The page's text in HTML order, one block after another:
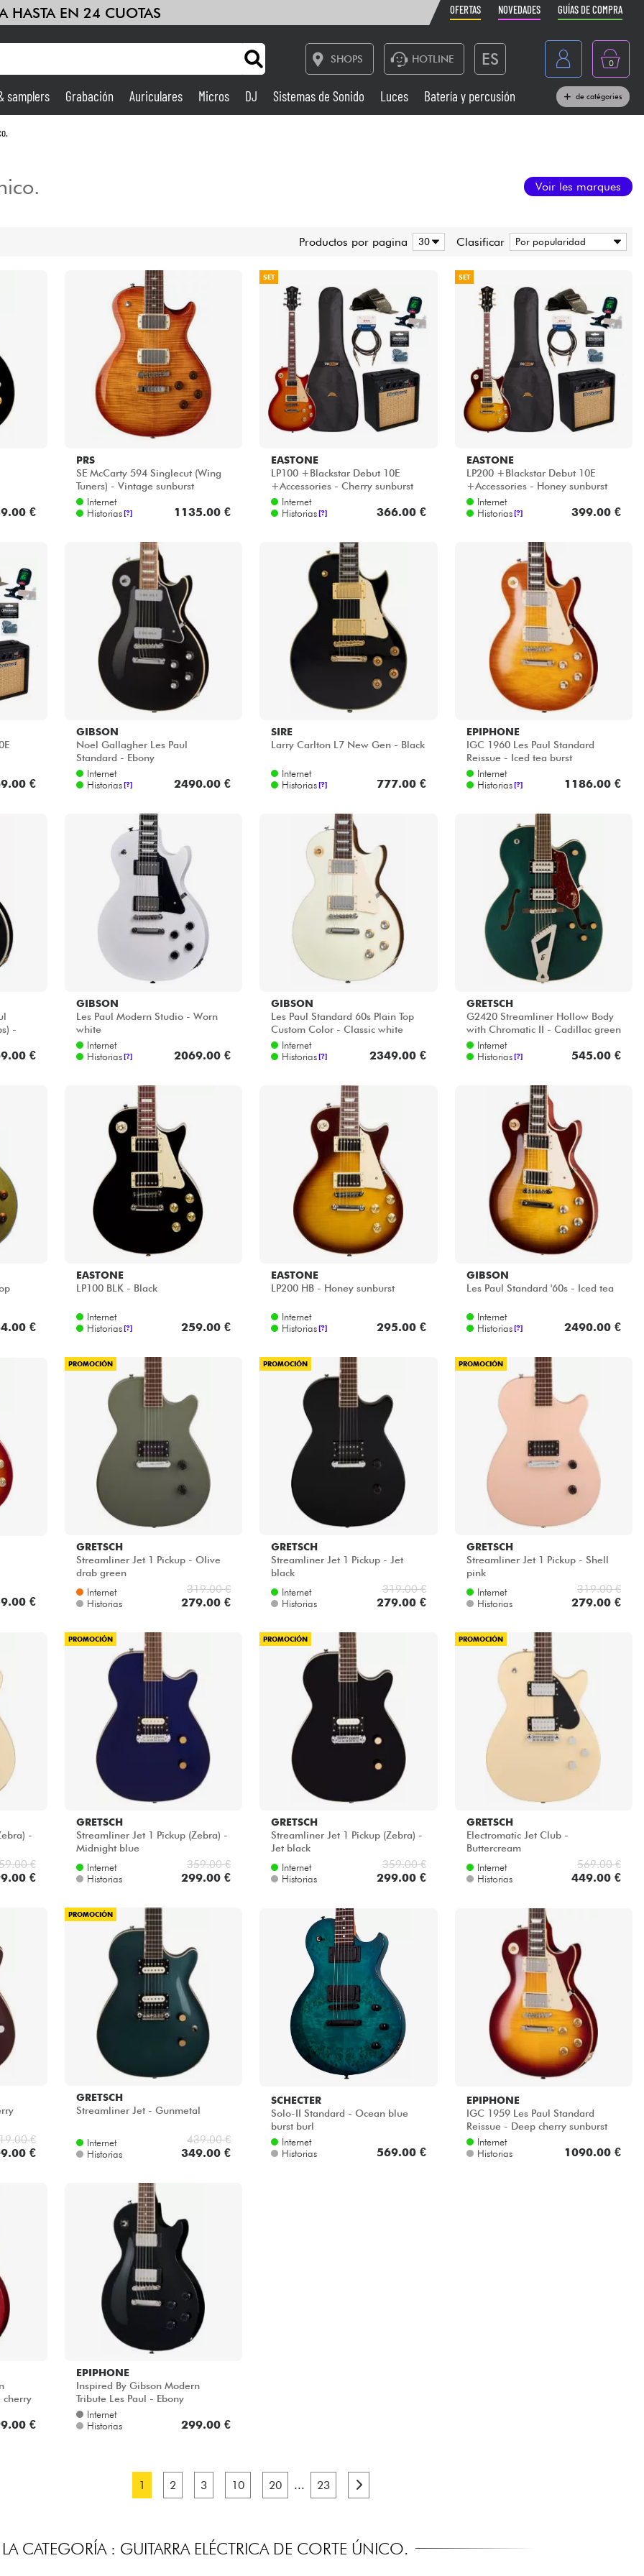
HASTA EN 24 CUOTAS OFERTAS NOVEDADES GUÍAS DE COMPRA
SHOPS HOTLINE ES
France
Belgique
0
Vientos
Cables & Acces.
Ver nuestras marcas
samplers Grabación Auriculares Micros DJ Sistemas de Sonido Luces Batería y percusión de catégories
Voir les marques
Productos por pagina Clasificar
€
PRS
SE McCarty 594 Singlecut (Wing
Tuners) - Vintage sunburst
Internet
Historias [?] 1135.00 €
SET
EASTONE
LP100 +Blackstar Debut 10E
+Accessories - Cherry sunburst
Internet
Historias [?] 366.00 €
SET
EASTONE
LP200 +Blackstar Debut 10E
+Accessories - Honey sunburst
Internet
Historias [?] 399.00 €
€
GIBSON
Noel Gallagher Les Paul
Standard - Ebony
Internet
Historias [?] 2490.00 €
SIRE
Larry Carlton L7 New Gen - Black
Internet
Historias [?] 777.00 €
EPIPHONE
IGC 1960 Les Paul Standard
Reissue - Iced tea burst
Internet
Historias [?] 1186.00 €
-
€
GIBSON
Les Paul Modern Studio - Worn
white
Internet
Historias [?] 2069.00 €
GIBSON
Les Paul Standard 60s Plain Top
Custom Color - Classic white
Internet
Historias [?] 2349.00 €
GRETSCH
G2420 Streamliner Hollow Body
with Chromatic II - Cadillac green
Internet
Historias [?] 545.00 €
€
EASTONE
LP100 BLK - Black
Internet
Historias [?] 259.00 €
EASTONE
LP200 HB - Honey sunburst
Internet
Historias [?] 295.00 €
GIBSON
Les Paul Standard '60s - Iced tea
Internet
Historias [?] 2490.00 €
€
PROMOCIÓN
GRETSCH
Streamliner Jet 1 Pickup - Olive
drab green
Internet
Historias
319.00 €
279.00 €
PROMOCIÓN
GRETSCH
Streamliner Jet 1 Pickup - Jet
black
Internet
Historias
319.00 €
279.00 €
PROMOCIÓN
GRETSCH
Streamliner Jet 1 Pickup - Shell
pink
Internet
Historias
319.00 €
279.00 €
-
€
€
PROMOCIÓN
GRETSCH
Streamliner Jet 1 Pickup (Zebra) -
Midnight blue
Internet
Historias
359.00 €
299.00 €
PROMOCIÓN
GRETSCH
Streamliner Jet 1 Pickup (Zebra) -
Jet black
Internet
Historias
359.00 €
299.00 €
PROMOCIÓN
GRETSCH
Electromatic Jet Club -
Buttercream
Internet
Historias
569.00 €
449.00 €
€
€
PROMOCIÓN
GRETSCH
Streamliner Jet - Gunmetal
Internet
Historias
439.00 €
349.00 €
SCHECTER
Solo-II Standard - Ocean blue
burst burl
Internet
Historias
569.00 €
EPIPHONE
IGC 1959 Les Paul Standard
Reissue - Deep cherry sunburst
Internet
Historias
1090.00 €
cherry
€
EPIPHONE
Inspired By Gibson Modern
Tribute Les Paul - Ebony
Internet
Historias
299.00 €
1 2 3 10 20 ... 23
CATEGORÍA : GUITARRA ELÉCTRICA DE CORTE ÚNICO.